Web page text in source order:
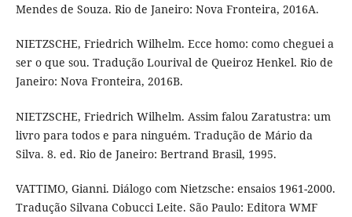
Mendes de Souza. Rio de Janeiro: Nova Fronteira, 2016A.
NIETZSCHE, Friedrich Wilhelm. Ecce homo: como cheguei a
ser o que sou. Tradução Lourival de Queiroz Henkel. Rio de
Janeiro: Nova Fronteira, 2016B.
NIETZSCHE, Friedrich Wilhelm. Assim falou Zaratustra: um
livro para todos e para ninguém. Tradução de Mário da
Silva. 8. ed. Rio de Janeiro: Bertrand Brasil, 1995.
VATTIMO, Gianni. Diálogo com Nietzsche: ensaios 1961-2000.
Tradução Silvana Cobucci Leite. São Paulo: Editora WMF